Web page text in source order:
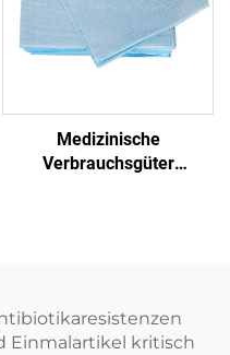
Medizinische
Verbrauchsgüter
Einmalartikel kritisch